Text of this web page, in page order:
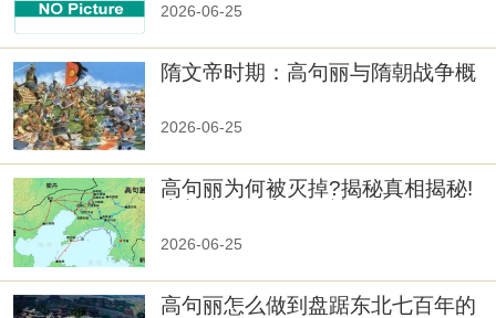
2026-06-25
隋文帝时期：高句丽与隋朝战争概
2026-06-25
高句丽为何被灭掉?揭秘真相揭秘!
2026-06-25
高句丽怎么做到盘踞东北七百年的